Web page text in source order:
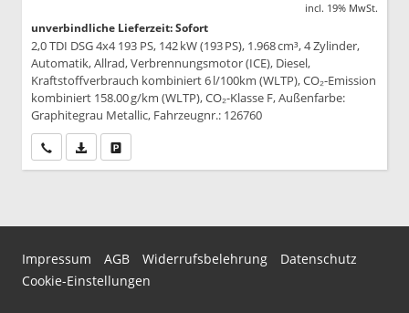
incl. 19% MwSt.
unverbindliche Lieferzeit: Sofort
2,0 TDI DSG 4x4 193 PS, 142 kW (193 PS), 1.968 cm³, 4 Zylinder,
Automatik, Allrad, Verbrennungsmotor (ICE), Diesel,
Kraftstoffverbrauch kombiniert 6 l/100km (WLTP), CO₂-Emission
kombiniert 158.00 g/km (WLTP), CO₂-Klasse F, Außenfarbe:
Graphitegrau Metallic, Fahrzeugnr.: 126760
Wir rufen Sie anPDF-Datei, Fahrzeugexposé drucken
Impressum AGB Widerrufsbelehrung
Datenschutz
Cookie-Einstellungen